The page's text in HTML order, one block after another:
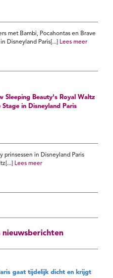
met Bambi, Pocahontas en Brave
Disneyland Paris[...]
Lees meer
Sleeping Beauty's Royal Waltz
in Disneyland Paris
in Disneyland Paris
Lees meer
nieuwsberichten
gaat tijdelijk dicht en krijgt